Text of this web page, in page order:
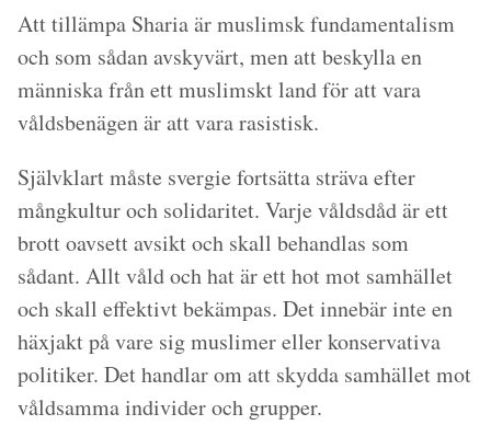
Att tillämpa Sharia är muslimsk fundamentalism
och som sådan avskyvärt, men att beskylla en
människa från ett muslimskt land för att vara
våldsbenägen är att vara rasistisk.
Självklart måste svergie fortsätta sträva efter
mångkultur och solidaritet. Varje våldsdåd är ett
brott oavsett avsikt och skall behandlas som
sådant. Allt våld och hat är ett hot mot samhället
och skall effektivt bekämpas. Det innebär inte en
häxjakt på vare sig muslimer eller konservativa
politiker. Det handlar om att skydda samhället mot
våldsamma individer och grupper.